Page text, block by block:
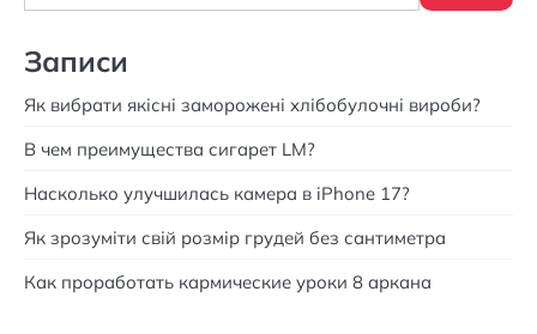
Записи
Як вибрати якісні заморожені хлібобулочні вироби?
В чем преимущества сигарет LM?
Насколько улучшилась камера в iPhone 17?
Як зрозуміти свій розмір грудей без сантиметра
Как проработать кармические уроки 8 аркана